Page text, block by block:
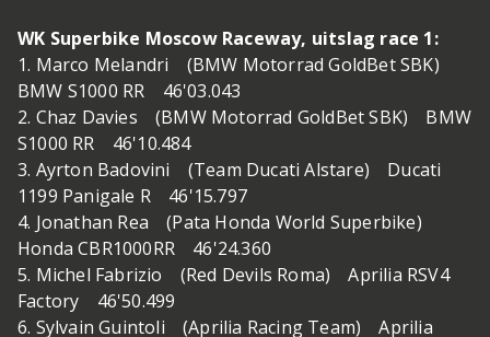
WK Superbike Moscow Raceway, uitslag race 1:
1. Marco Melandri (BMW Motorrad GoldBet SBK)
BMW S1000 RR 46'03.043
2. Chaz Davies (BMW Motorrad GoldBet SBK) BMW
S1000 RR 46'10.484
3. Ayrton Badovini (Team Ducati Alstare) Ducati
1199 Panigale R 46'15.797
4. Jonathan Rea (Pata Honda World Superbike)
Honda CBR1000RR 46'24.360
5. Michel Fabrizio (Red Devils Roma) Aprilia RSV4
Factory 46'50.499
6. Sylvain Guintoli (Aprilia Racing Team) Aprilia